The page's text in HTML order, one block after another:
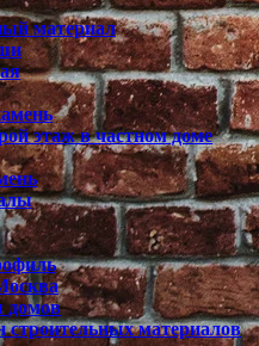
материал
этаж в частном доме
домов
строительных материалов